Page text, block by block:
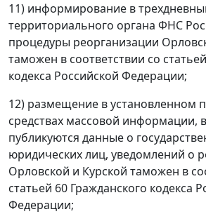
11) информирование в
территориального органа ФНС
процедуры реорганизации
таможен в соответствии со
кодекса Российской Федерации;
12) размещение в установленном
средствах массовой информации,
публикуются данные о
юридических лиц, уведомлений о
Орловской и Курской таможен в
статьей 60 Гражданского кодекса
Федерации;